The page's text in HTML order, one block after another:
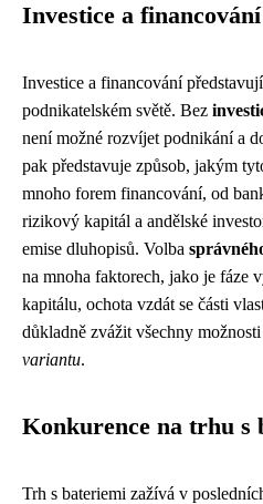
Investice a financování
Investice a financování
podnikatelském světě. Bez
není možné rozvíjet podnikání a
pak představuje způsob, jakým
mnoho forem financování, od
rizikový kapitál a andělské
emise dluhopisů. Volba
na mnoha faktorech, jako je fáze
kapitálu, ochota vzdát se části
důkladně zvážit všechny
variantu.
Konkurence na trhu s
Trh s bateriemi zažívá v